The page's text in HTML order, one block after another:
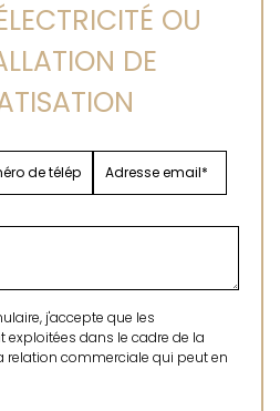
OU
DE
j'accepte que les
dans le cadre de la
relation commerciale qui peut en